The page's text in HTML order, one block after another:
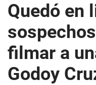
Quedó en
filmar a
Godoy